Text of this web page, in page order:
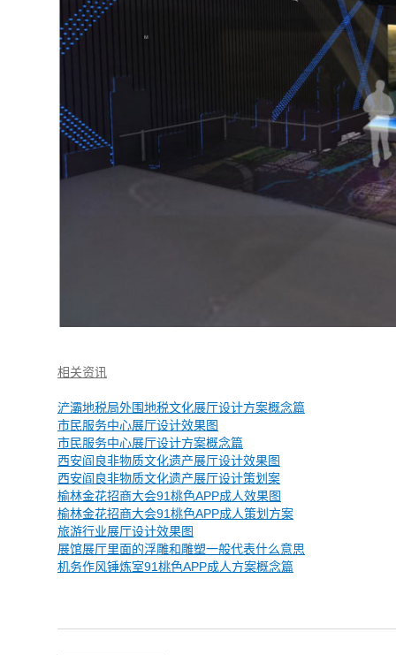
相关资讯
浐灞地税局外围地税文化展厅设计方案概念篇
市民服务中心展厅设计效果图
市民服务中心展厅设计方案概念篇
西安阎良非物质文化遗产展厅设计效果图
西安阎良非物质文化遗产展厅设计策划案
榆林金花招商大会91桃色APP成人效果图
榆林金花招商大会91桃色APP成人策划方案
旅游行业展厅设计效果图
展馆展厅里面的浮雕和雕塑一般代表什么意思
机务作风锤炼室91桃色APP成人方案概念篇